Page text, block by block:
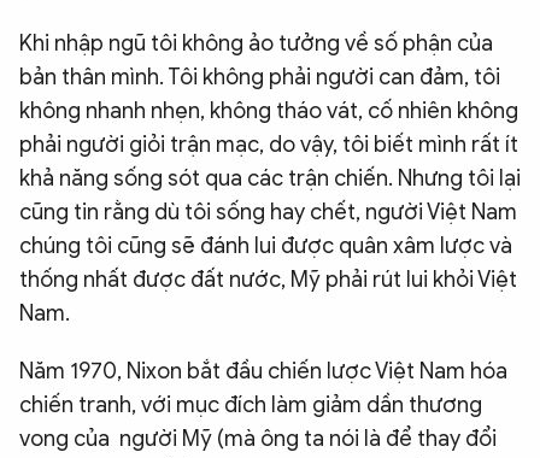
Khi nhập ngũ tôi không ảo tưởng về số phận của
bản thân mình. Tôi không phải người can đảm, tôi
không nhanh nhẹn, không tháo vát, cố nhiên không
phải người giỏi trận mạc, do vậy, tôi biết mình rất ít
khả năng sống sót qua các trận chiến. Nhưng tôi lại
cũng tin rằng dù tôi sống hay chết, người Việt Nam
chúng tôi cũng sẽ đánh lui được quân xâm lược và
thống nhất được đất nước, Mỹ phải rút lui khỏi Việt
Nam.
Năm 1970, Nixon bắt đầu chiến lược Việt Nam hóa
chiến tranh, với mục đích làm giảm dần thương
vong của người Mỹ (mà ông ta nói là để thay đổi